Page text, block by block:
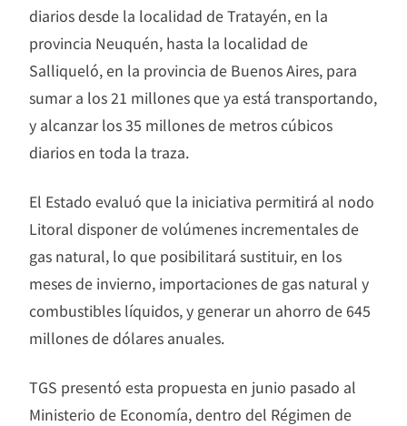
diarios desde la localidad de Tratayén, en la
provincia Neuquén, hasta la localidad de
Salliqueló, en la provincia de Buenos Aires, para
sumar a los 21 millones que ya está transportando,
y alcanzar los 35 millones de metros cúbicos
diarios en toda la traza.
El Estado evaluó que la iniciativa permitirá al nodo
Litoral disponer de volúmenes incrementales de
gas natural, lo que posibilitará sustituir, en los
meses de invierno, importaciones de gas natural y
combustibles líquidos, y generar un ahorro de 645
millones de dólares anuales.
TGS presentó esta propuesta en junio pasado al
Ministerio de Economía, dentro del Régimen de